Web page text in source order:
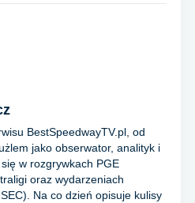
BestSpeedwayTV.pl, od
jako obserwator, analityk i
w rozgrywkach PGE
oraz wydarzeniach
Na co dzień opisuje kulisy